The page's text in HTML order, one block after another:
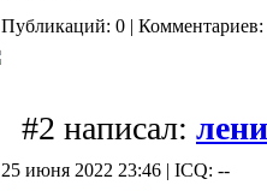
Публикаций: 0 | Комментариев:
#2 написал:
25 июня 2022 23:46 | ICQ: --